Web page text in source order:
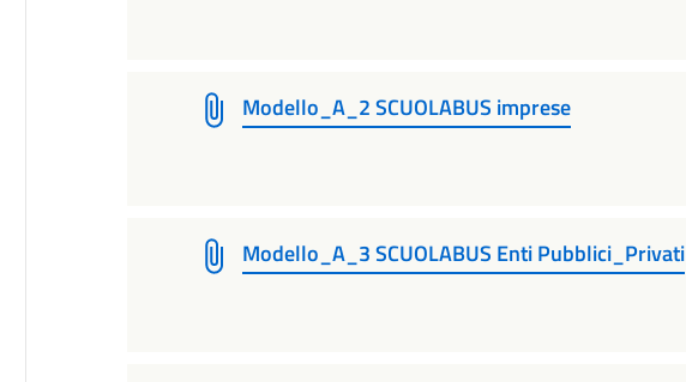
Modello_A_2 SCUOLABUS imprese
Modello_A_3 SCUOLABUS Enti Pubblici_Privati